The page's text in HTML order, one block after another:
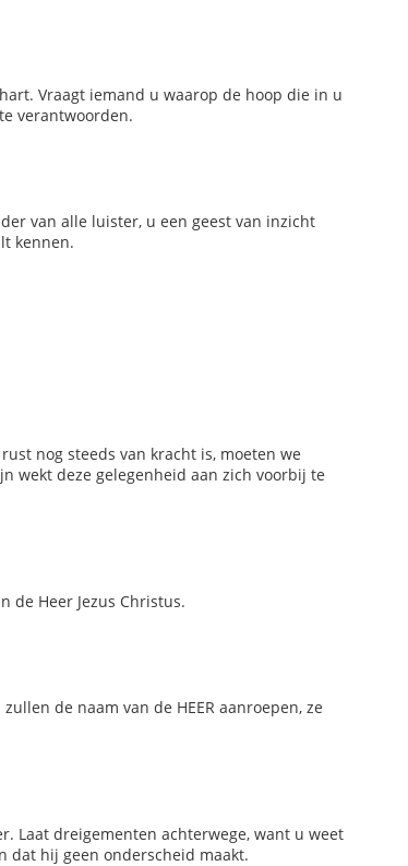
Vraagt iemand u waarop de hoop die in u
verantwoorden.
van alle luister, u een geest van inzicht
kennen.
nog steeds van kracht is, moeten we
wekt deze gelegenheid aan zich voorbij te
de Heer Jezus Christus.
de naam van de HEER aanroepen, ze
Laat dreigementen achterwege, want u weet
dat hij geen onderscheid maakt.